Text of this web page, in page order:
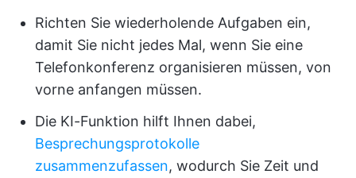
Richten Sie wiederholende Aufgaben ein,
damit Sie nicht jedes Mal, wenn Sie eine
Telefonkonferenz organisieren müssen, von
vorne anfangen müssen.
Die KI-Funktion hilft Ihnen dabei,
Besprechungsprotokolle
zusammenzufassen, wodurch Sie Zeit und